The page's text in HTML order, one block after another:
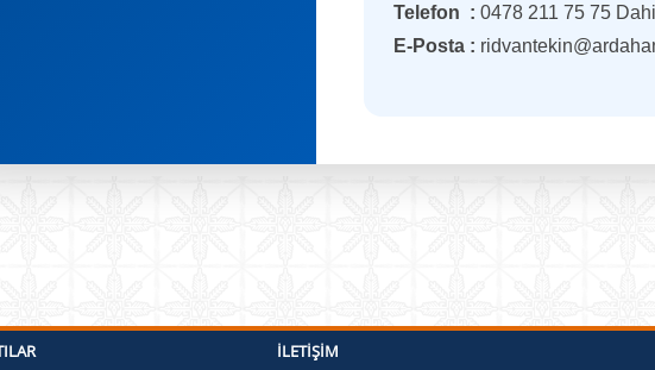
Telefon : 0478 211 75 75
E-Posta :
İLETIŞIM